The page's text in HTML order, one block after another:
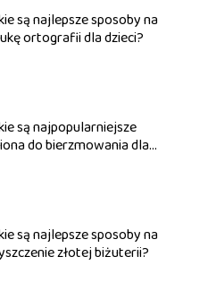
są najlepsze sposoby na
ortografii dla dzieci?
są najpopularniejsze
do bierzmowania dla
są najlepsze sposoby na
złotej biżuterii?